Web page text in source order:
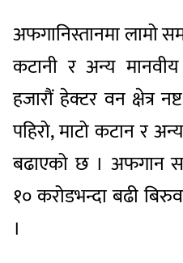
अफगानिस्तानमा लामो
कटानी र अन्य
हजारौं हेक्टर वन क्षेत्र
पहिरो, माटो कटान र
बढाएको छ । अफगान
१० करोडभन्दा बढी
।